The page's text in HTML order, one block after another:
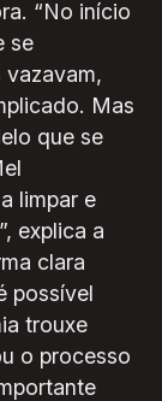
“No início
se
Mas
que se
limpar e
explica a
clara
possível
trouxe
o processo